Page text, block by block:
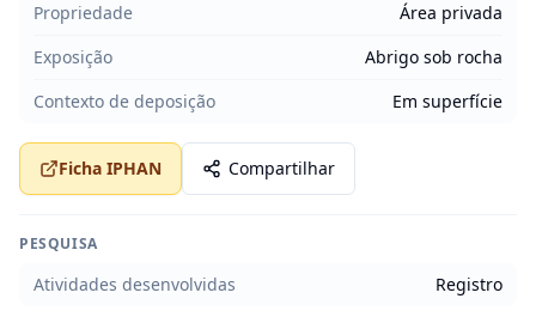
Propriedade
Área privada
Exposição
Abrigo sob rocha
Contexto de deposição
Em superfície
Ficha IPHAN Compartilhar
PESQUISA
Atividades desenvolvidas Registro